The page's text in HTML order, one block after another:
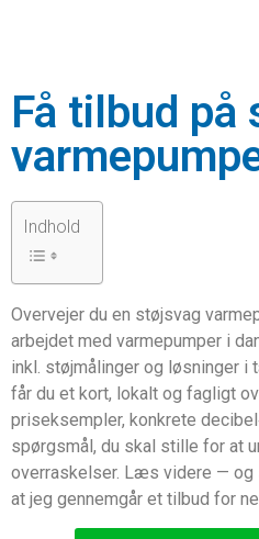
Få tilbud på
Indhold
Overvejer du en støjsvag
arbejdet med varmepumper i
inkl. støjmålinger og løsninger
får du et kort, lokalt og fagligt
priseksempler, konkrete
spørgsmål, du skal stille for at
overraskelser. Læs videre — og
at jeg gennemgår et tilbud for